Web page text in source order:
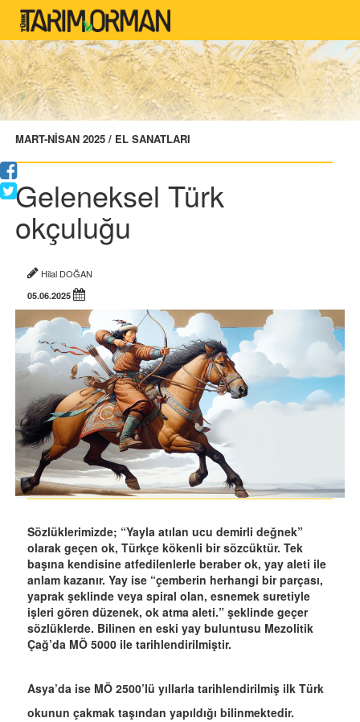
MART-NİSAN 2025 / EL SANATLARI
Geleneksel Türk
okçuluğu
Hilal DOĞAN
05.06.2025
Sözlüklerimizde; “Yayla atılan ucu demirli değnek”
olarak geçen ok, Türkçe kökenli bir sözcüktür. Tek
başına kendisine atfedilenlerle beraber ok, yay aleti ile
anlam kazanır. Yay ise “çemberin herhangi bir parçası,
yaprak şeklinde veya spiral olan, esnemek suretiyle
işleri gören düzenek, ok atma aleti.” şeklinde geçer
sözlüklerde. Bilinen en eski yay buluntusu Mezolitik
Çağ’da MÖ 5000 ile tarihlendirilmiştir.
Asya’da ise MÖ 2500’lü yıllarla tarihlendirilmiş ilk Türk
okunun çakmak taşından yapıldığı bilinmektedir.